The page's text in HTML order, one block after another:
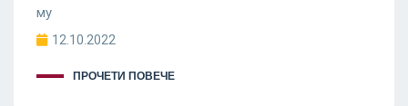
му
12.10.2022
ПРОЧЕТИ ПОВЕЧЕ